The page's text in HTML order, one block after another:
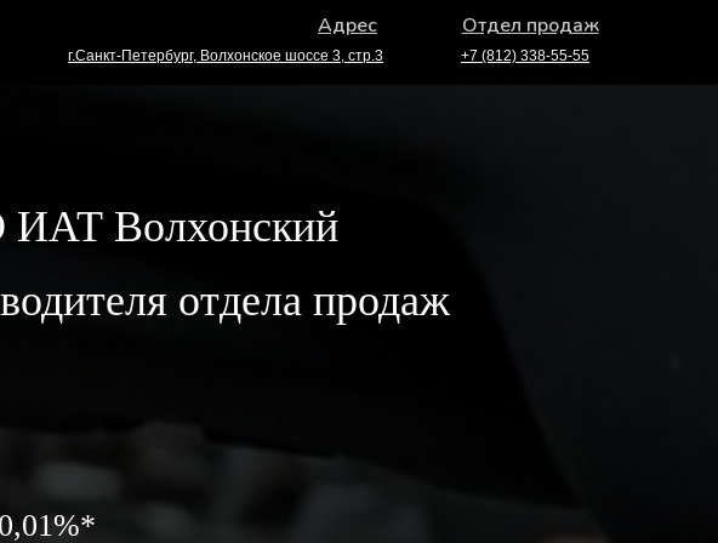
+7 (812) 338-55-55
г.Санкт-Петербург, Волхонское шоссе 3, стр.3
Адрес Отдел продаж
ИАТ Волхонский
отдела продаж